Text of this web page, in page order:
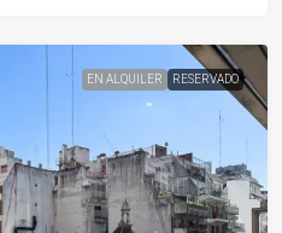
EN ALQUILER RESERVADO